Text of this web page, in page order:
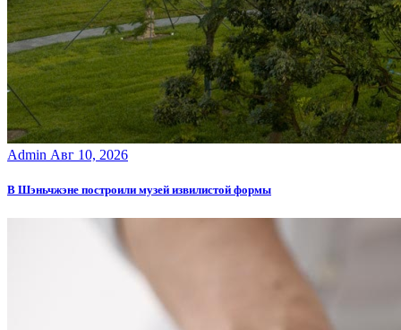
Admin Авг 10, 2026
В Шэньчжэне построили музей извилистой формы